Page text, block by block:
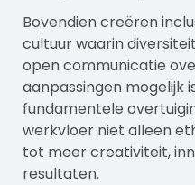
Bovendien creëren
cultuur waarin
open communicatie
aanpassingen mogelijk
fundamentele
werkvloer niet alleen
tot meer creativiteit,
resultaten.